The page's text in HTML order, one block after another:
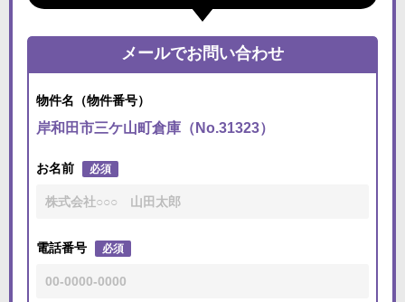
メールでお問い合わせ
物件名（物件番号）
岸和田市三ケ山町倉庫（No.31323）
お名前 必須
電話番号 必須